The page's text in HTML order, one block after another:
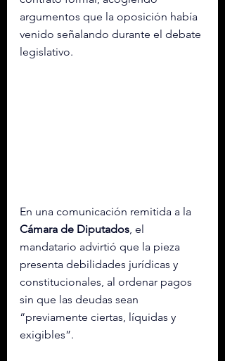
argumentos que la oposición había
venido señalando durante el debate
legislativo.
En una comunicación remitida a la
Cámara de Diputados , el
mandatario advirtió que la pieza
presenta debilidades jurídicas y
constitucionales, al ordenar pagos
sin que las deudas sean
“previamente ciertas, líquidas y
exigibles”.